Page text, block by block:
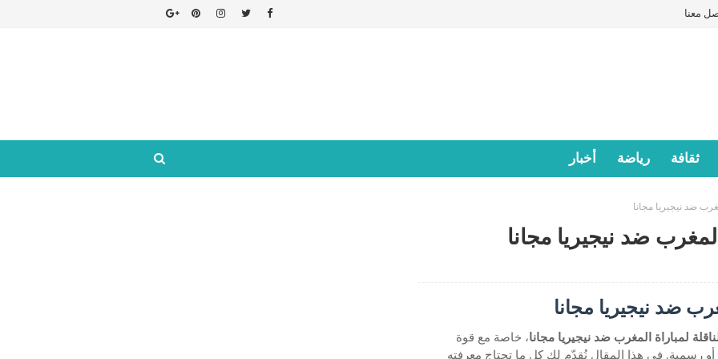
معنا
ثقافة رياضة أخبار
ضد نيجيريا مجانا
ضد نيجيريا مجانا
ضد نيجيريا مجانا
لمباراة المغرب ضد نيجيريا مجانا، خاصة مع قوة
أو رسمية. في هذا المقال نُقدّم لك كل ما تحتاج معرفته